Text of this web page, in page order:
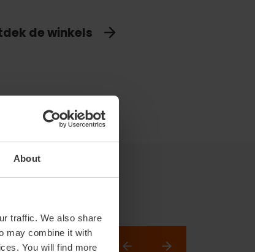
About
traffic. We also share
may combine it with
You will find more
de winkels
Ontdek